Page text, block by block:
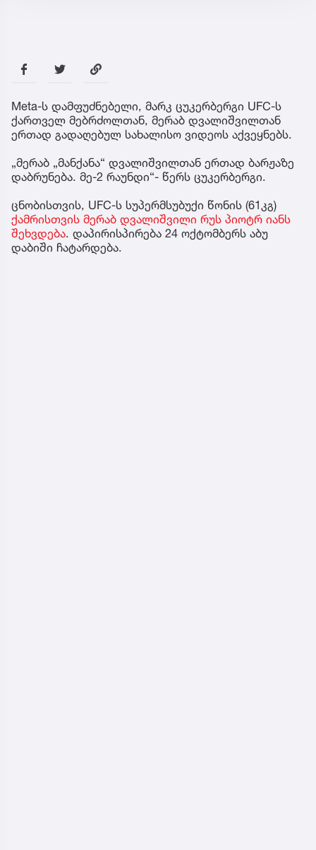
Meta-ს დამფუძნებელი, მარკ ცუკერბერგი UFC-ს
ქართველ მებრძოლთან, მერაბ დვალიშვილთან
ერთად გადაღებულ სახალისო ვიდეოს აქვეყნებს.
„მერაბ „მანქანა“ დვალიშვილთან ერთად ბარჟაზე
დაბრუნება. მე-2 რაუნდი“- წერს ცუკერბერგი.
ცნობისთვის, UFC-ს სუპერმსუბუქი წონის (61კგ)
ქამრისთვის მერაბ დვალიშვილი რუს პიოტრ იანს
შეხვდება. დაპირისპირება 24 ოქტომბერს აბუ
დაბიში ჩატარდება.